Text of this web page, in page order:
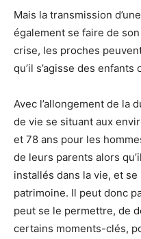
Mais la transmission
également se faire de
crise, les proches
qu’il s’agisse des
Avec l’allongement de la
de vie se situant aux
et 78 ans pour les
de leurs parents alors
installés dans la vie, et
patrimoine. Il peut donc
peut se le permettre, de
certains moments-clés,